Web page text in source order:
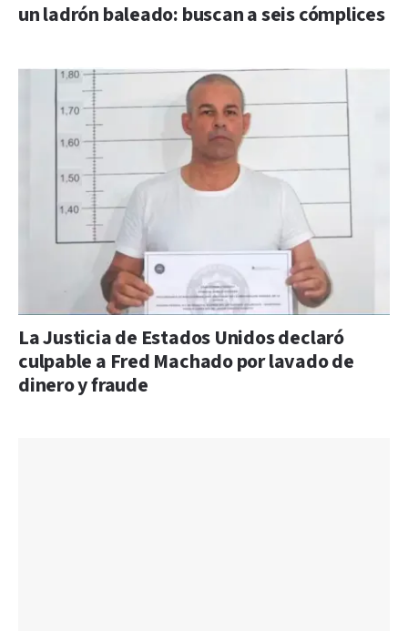
un ladrón baleado: buscan a seis cómplices
La Justicia de Estados Unidos declaró
culpable a Fred Machado por lavado de
dinero y fraude